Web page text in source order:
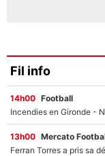
Fil info
14h00 Football
13h00 Mercato